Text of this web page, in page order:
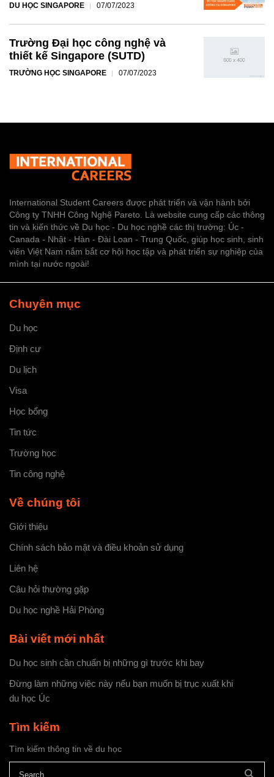
DU HỌC SINGAPORE 07/07/2023
Trường Đại học công nghệ và
thiết kế Singapore (SUTD)
TRƯỜNG HỌC SINGAPORE 07/07/2023
International Student Careers được phát triển và vận hành bởi
Công ty TNHH Công Nghệ Pareto. Là website cung cấp các thông
tin và kiến thức về Du học - Du học nghề các thị trường: Úc -
Canada - Nhật - Hàn - Đài Loan - Trung Quốc, giúp học sinh, sinh
viên Việt Nam nắm bắt cơ hội học tập và phát triển sự nghiệp của
mình tại nước ngoài!
Chuyên mục
Du học
Định cư
Du lịch
Visa
Học bổng
Tin tức
Trường học
Tin công nghệ
Về chúng tôi
Giới thiệu
Chính sách bảo mật và điều khoản sử dụng
Liên hệ
Câu hỏi thường gặp
Du học nghề Hải Phòng
Bài viết mới nhất
Du học sinh cần chuẩn bị những gì trước khi bay
Đừng làm những việc này nếu bạn muốn bị trục xuất khi
du học Úc
Tìm kiếm
Tìm kiếm thông tin về du học